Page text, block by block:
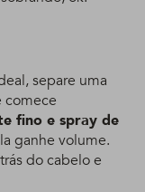
separe uma
comece
fino e spray de
ganhe volume.
do cabelo e